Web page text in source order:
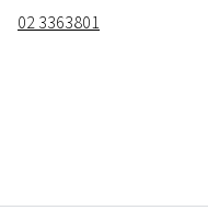
02 3363801